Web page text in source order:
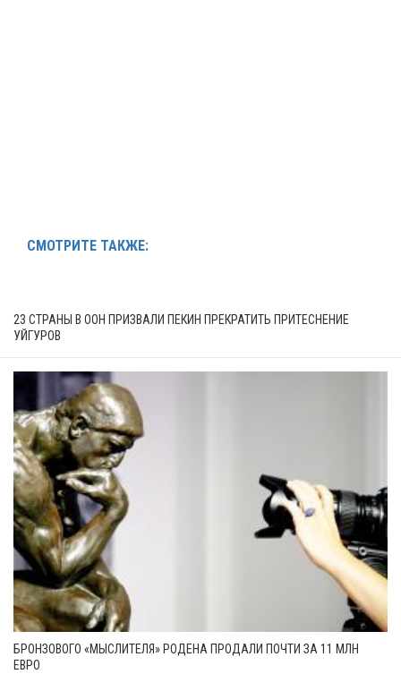
СМОТРИТЕ ТАКЖЕ:
23 СТРАНЫ В ООН ПРИЗВАЛИ ПЕКИН ПРЕКРАТИТЬ ПРИТЕСНЕНИЕ
УЙГУРОВ
БРОНЗОВОГО «МЫСЛИТЕЛЯ» РОДЕНА ПРОДАЛИ ПОЧТИ ЗА 11 МЛН
ЕВРО